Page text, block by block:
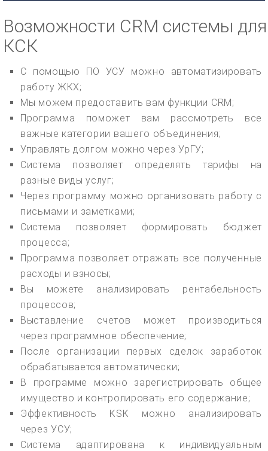
Возможности CRM системы для
КСК
С помощью ПО УСУ можно автоматизировать
работу ЖКХ;
Мы можем предоставить вам функции CRM;
Программа поможет вам рассмотреть все
важные категории вашего объединения;
Управлять долгом можно через УрГУ;
Система позволяет определять тарифы на
разные виды услуг;
Через программу можно организовать работу с
письмами и заметками;
Система позволяет формировать бюджет
процесса;
Программа позволяет отражать все полученные
расходы и взносы;
Вы можете анализировать рентабельность
процессов;
Выставление счетов может производиться
через программное обеспечение;
После организации первых сделок заработок
обрабатывается автоматически;
В программе можно зарегистрировать общее
имущество и контролировать его содержание;
Эффективность KSK можно анализировать
через УСУ;
Система адаптирована к индивидуальным